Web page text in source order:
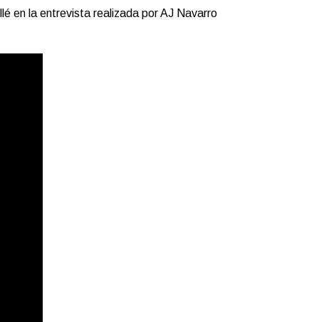
en la entrevista realizada por AJ Navarro